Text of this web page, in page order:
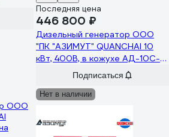
Последняя цена
446 800 ₽
Дизельный генератор ООО
"ПК "АЗИМУТ" QUANCHAI 10
кВт, 400В, в кожухе АД-10С-
Т400-1РКМ5Подписаться
Нет в наличии